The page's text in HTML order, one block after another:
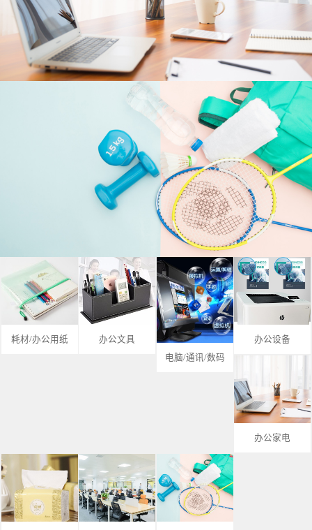
耗材/办公用纸
办公文具
电脑/通讯/数码
办公设备
办公家电